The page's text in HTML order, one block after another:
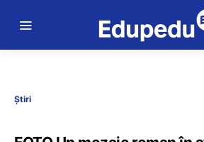
Știri